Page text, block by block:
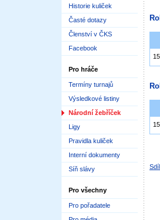
Historie kuliček
Časté dotazy
Členství v ČKS
Facebook
Pro hráče
Termíny turnajů
Výsledkové listiny
Národní žebříček
Ligy
Pravidla kuliček
Interní dokumenty
Síň slávy
Pro všechny
Pro pořadatele